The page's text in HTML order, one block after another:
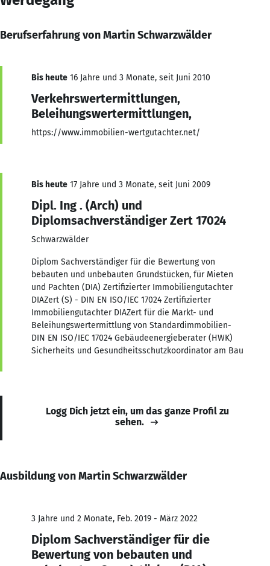
Berufserfahrung von Martin Schwarzwälder
Bis heute 16 Jahre und 3 Monate, seit Juni 2010
Verkehrswertermittlungen,
Beleihungswertermittlungen,
https://www.immobilien-wertgutachter.net/
Bis heute 17 Jahre und 3 Monate, seit Juni 2009
Dipl. Ing . (Arch) und
Diplomsachverständiger Zert 17024
Schwarzwälder
Diplom Sachverständiger für die Bewertung von
bebauten und unbebauten Grundstücken, für Mieten
und Pachten (DIA) Zertifizierter Immobiliengutachter
DIAZert (S) - DIN EN ISO/IEC 17024 Zertifizierter
Immobiliengutachter DIAZert für die Markt- und
Beleihungswertermittlung von Standardimmobilien-
DIN EN ISO/IEC 17024 Gebäudeenergieberater (HWK)
Sicherheits und Gesundheitsschutzkoordinator am Bau
Logg Dich jetzt ein, um das ganze Profil zu
sehen.
Ausbildung von Martin Schwarzwälder
3 Jahre und 2 Monate, Feb. 2019 - März 2022
Diplom Sachverständiger für die
Bewertung von bebauten und